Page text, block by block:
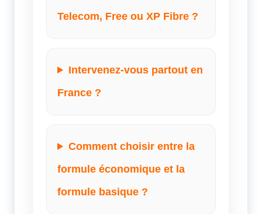
Telecom, Free ou XP Fibre ?
Intervenez-vous partout en
France ?
Comment choisir entre la
formule économique et la
formule basique ?